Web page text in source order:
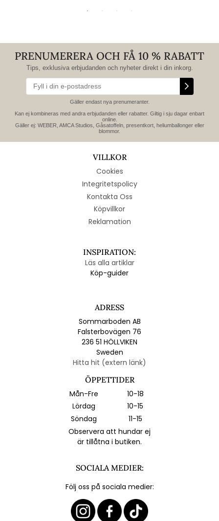
PRENUMERERA OCH FÅ 10 % RABATT
Tips, exklusiva erbjudanden och nyheter direkt i din inkorg.
Gäller endast nya prenumeranter.
Kan ej kombineras med andra erbjudanden eller rabatter. Giltig i sju dagar enbart
online.
Gäller ej: WEBER, AMCA Studios, Gåsatoffeln, presentkort, heliumballonger eller
blommor.
VILLKOR
Cookies
Integritetspolicy
Kontakta Oss
Köpvillkor
Reklamation
INSPIRATION:
Läs alla artiklar
Köp-guider
ADRESS
Sommarboden AB
Falsterbovägen 76
236 51 HÖLLVIKEN
Sweden
Hitta hit (extern länk)
ÖPPETTIDER
Mån-Fre
10-18
Lördag
10-15
Söndag
11-15
Observera att hundar ej
är tillåtna i butiken.
SOCIALA MEDIER:
Följ oss på sociala medier: